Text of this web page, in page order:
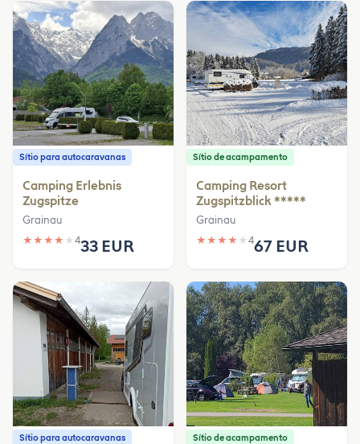
Sítio para autocaravanas
Camping Erlebnis
Zugspitze
Grainau
★ ★ ★ ★ ★ 433 EUR
Sítio de acampamento
Camping Resort
Zugspitzblick *****
Grainau
★ ★ ★ ★ ★ 467 EUR
Sítio para autocaravanas Sítio de acampamento